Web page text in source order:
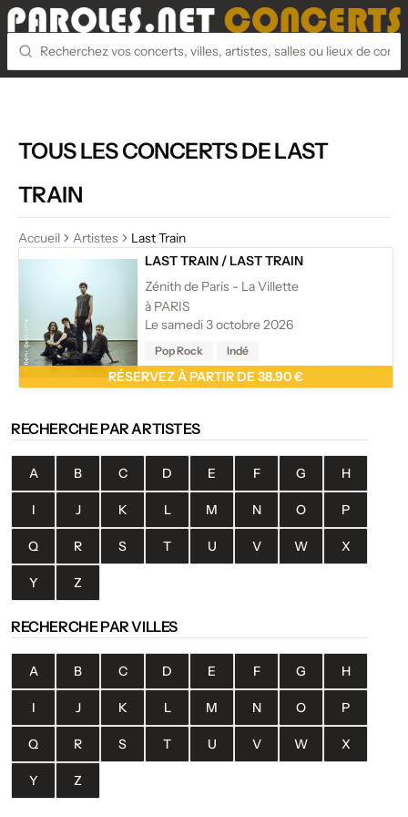
TOUS LES CONCERTS DE LAST
TRAIN
Accueil Artistes
Last Train
LAST TRAIN /LAST TRAIN
Zénith de Paris - La Villette
à PARIS
Le samedi 3 octobre 2026
Pop Rock Indé
RÉSERVEZ À PARTIR DE 38.90 €
RECHERCHE PAR ARTISTES
A B C D E F G H
I J K L M N O P
Q R S T U V W X
Y Z
RECHERCHE PAR VILLES
A B C D E F G H
I J K L M N O P
Q R S T U V W X
Y Z